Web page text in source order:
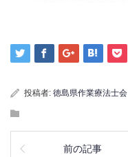
投稿者: 徳島県作業療法士会
前の記事